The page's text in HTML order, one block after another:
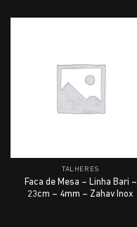
TALHERES
Faca de Mesa – Linha Bari –
23cm – 4mm – Zahav Inox